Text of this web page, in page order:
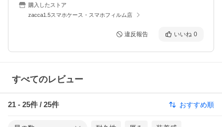
購入したストア
zacca1.5スマホケース・スマホフィルム店
違反報告 いいね 0
すべてのレビュー
21 - 25件 / 25件 おすすめ順